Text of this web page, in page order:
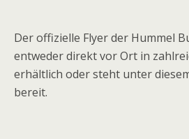
Der offizielle Flyer der Hummel
entweder direkt vor Ort in
erhältlich oder steht unter
bereit.